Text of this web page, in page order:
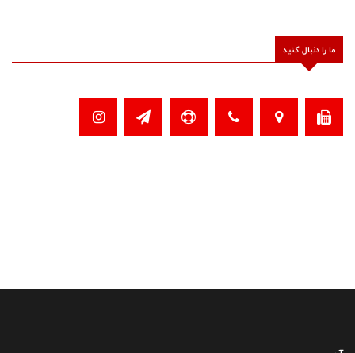
ما را دنبال کنید